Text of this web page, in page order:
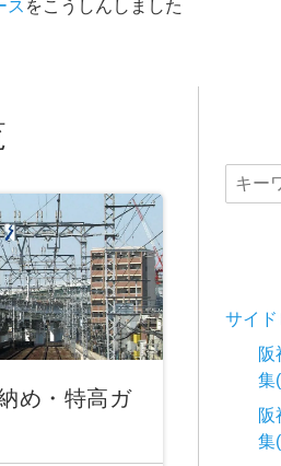
ス をこうしんしました
め・特高ガ
サイ
阪
集
阪
集